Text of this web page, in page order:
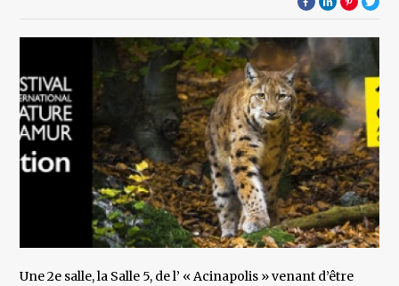
Une 2e salle, la Salle 5, de l’ « Acinapolis » venant d’être